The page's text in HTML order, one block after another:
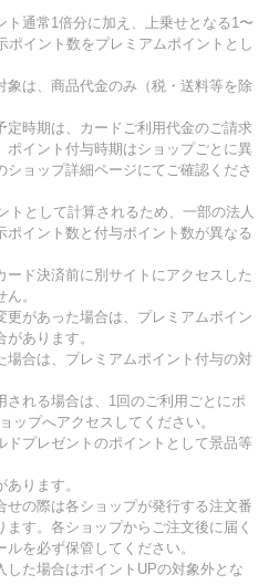
ト通常1倍分に加え、上乗せとなる1〜
ポイント数をプレミアムポイントとし
象は、商品代金のみ（税・送料等を除
定時期は、カードご利用代金のご請求
ポイント付与時期はショップごとに異
ショップ詳細ページにてご確認くださ
トとして計算されるため、一部の法人
ポイント数と付与ポイント数が異なる
ード決済前に別サイトにアクセスした
。
更があった場合は、プレミアムポイン
あります。
場合は、プレミアムポイント付与の対
される場合は、1回のご利用ごとにポ
ップへアクセスしてください。
ドプレゼントのポイントとして景品等
ります。
せの際は各ショップが発行する注文番
す。各ショップからご注文後に届く
を必ず保管してください。
した場合はポイントUPの対象外とな